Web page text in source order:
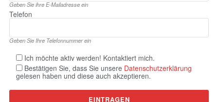
Geben Sie ihre E‑Mailadresse ein
Telefon
Geben Sie Ihre Telefonnummer ein
Ich möchte aktiv werden! Kontaktiert mich.
Bestätigen Sie, dass Sie unsere Datenschutzerklärung
gelesen haben und diese auch akzeptieren.